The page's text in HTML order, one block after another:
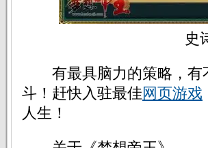
史
有最具脑力的策略，有
斗！赶快入驻最佳网页游戏
人生！